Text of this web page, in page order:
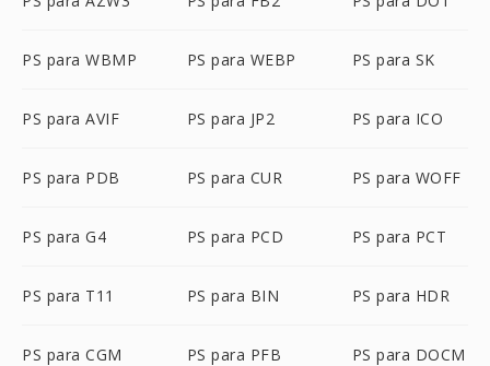
PS para WBMP PS para WEBP PS para SK
PS para AVIF PS para JP2 PS para ICO
PS para PDB PS para CUR PS para WOFF
PS para G4 PS para PCD PS para PCT
PS para T11 PS para BIN PS para HDR
PS para CGM PS para PFB PS para DOCM